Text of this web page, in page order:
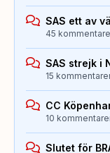
SAS ett av
45
SAS strejk i
15
CC
10
Slutet för